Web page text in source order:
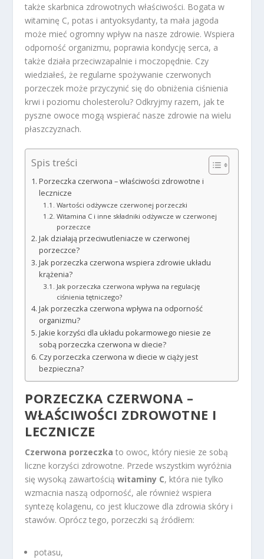
także skarbnica zdrowotnych właściwości. Bogata w
witaminę C, potas i antyoksydanty, ta mała jagoda
może mieć ogromny wpływ na nasze zdrowie. Wspiera
odporność organizmu, poprawia kondycję serca, a
także działa przeciwzapalnie i moczopędnie. Czy
wiedziałeś, że regularne spożywanie czerwonych
porzeczek może przyczynić się do obniżenia ciśnienia
krwi i poziomu cholesterolu? Odkryjmy razem, jak te
pyszne owoce mogą wspierać nasze zdrowie na wielu
płaszczyznach.
Spis treści
Porzeczka czerwona – właściwości zdrowotne i
lecznicze
Wartości odżywcze czerwonej porzeczki
Witamina C i inne składniki odżywcze w czerwonej
porzeczce
Jak działają przeciwutleniacze w czerwonej
porzeczce?
Jak porzeczka czerwona wspiera zdrowie układu
krążenia?
Jak porzeczka czerwona wpływa na regulację
ciśnienia tętniczego?
Jak porzeczka czerwona wpływa na odporność
organizmu?
Jakie korzyści dla układu pokarmowego niesie ze
sobą porzeczka czerwona w diecie?
Czy porzeczka czerwona w diecie w ciąży jest
bezpieczna?
PORZECZKA CZERWONA –
WŁAŚCIWOŚCI ZDROWOTNE I
LECZNICZE
Czerwona porzeczka to owoc, który niesie ze sobą
liczne korzyści zdrowotne. Przede wszystkim wyróżnia
się wysoką zawartościąwitaminy C, która nie tylko
wzmacnia naszą odporność, ale również wspiera
syntezę kolagenu, co jest kluczowe dla zdrowia skóry i
stawów. Oprócz tego, porzeczki są źródłem:
potasu,